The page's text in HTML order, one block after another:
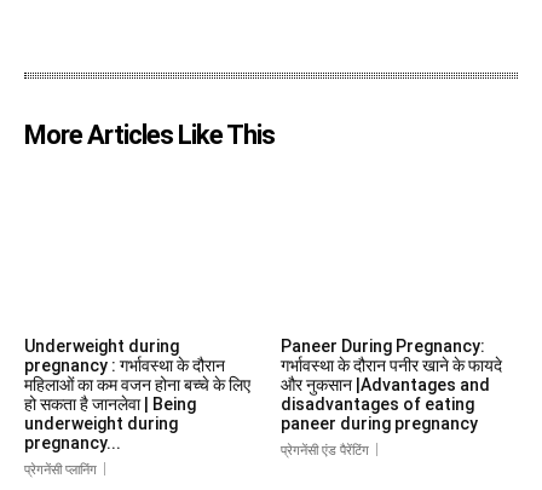
More Articles Like This
Underweight during
pregnancy : गर्भावस्था के दौरान
महिलाओं का कम वजन होना बच्चे के लिए
हो सकता है जानलेवा | Being
underweight during
pregnancy...
प्रेगनेंसी प्लानिंग
Paneer During Pregnancy:
गर्भावस्था के दौरान पनीर खाने के फायदे
और नुकसान |Advantages and
disadvantages of eating
paneer during pregnancy
प्रेगनेंसी एंड पैरेंटिंग